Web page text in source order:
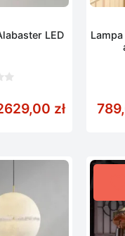
zł do 599,00
LED
złZakres